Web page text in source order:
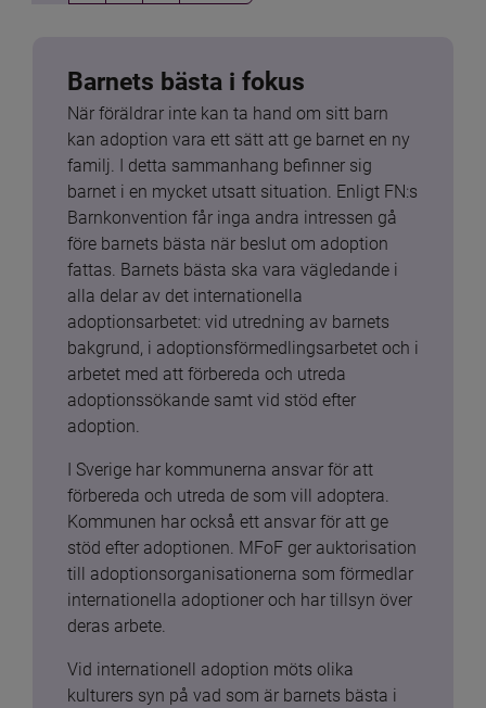
Barnets bästa i fokus
När föräldrar inte kan ta hand om sitt barn
kan adoption vara ett sätt att ge barnet en ny
familj. I detta sammanhang befinner sig
barnet i en mycket utsatt situation. Enligt FN:s
Barnkonvention får inga andra intressen gå
före barnets bästa när beslut om adoption
fattas. Barnets bästa ska vara vägledande i
alla delar av det internationella
adoptionsarbetet: vid utredning av barnets
bakgrund, i adoptionsförmedlingsarbetet och i
arbetet med att förbereda och utreda
adoptionssökande samt vid stöd efter
adoption.
I Sverige har kommunerna ansvar för att
förbereda och utreda de som vill adoptera.
Kommunen har också ett ansvar för att ge
stöd efter adoptionen. MFoF ger auktorisation
till adoptionsorganisationerna som förmedlar
internationella adoptioner och har tillsyn över
deras arbete.
Vid internationell adoption möts olika
kulturers syn på vad som är barnets bästa i